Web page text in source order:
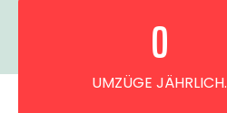
UMZÜGE JÄHRLICH.
0